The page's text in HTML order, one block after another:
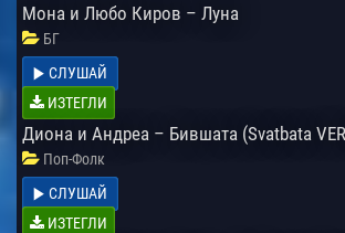
Мона и Любо Киров – Луна
БГ
СЛУШАЙ
ИЗТЕГЛИ
Диона и Андреа – Бившата (Svatbata
Поп-Фолк
СЛУШАЙ
ИЗТЕГЛИ